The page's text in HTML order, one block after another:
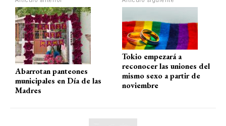
p
p
o
k
m
tir
Abarrotan panteones
municipales en Día de las
Madres
Tokio empezará a
reconocer las uniones del
mismo sexo a partir de
noviembre